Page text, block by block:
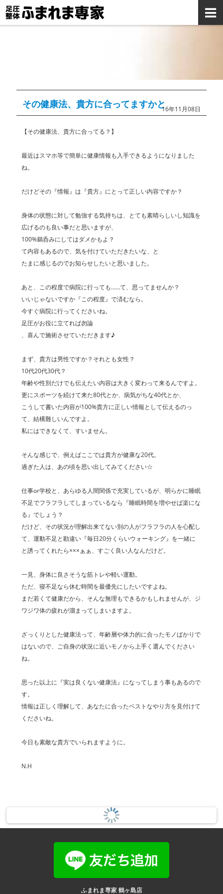
その健康法、貴方に合ってますかと16年11月08日
【その健康法、貴方に合ってる？】
最近はスマホ等で簡単に健康情報も入手できるようになりました
ね。
だけどその『情報』は『貴方』にとって正しい内容ですか？
身体の状態に対して勉強する気持ちは、とても素晴らしいし知識を
広げるのも良い事だと思いますが、
100%鵜呑みにしてはダメかもよ？
て内容もあるので、気を付けていただきたいな、と
たまに感じるのでお知らせしたいと思いました。
あと、この程度で病院に行っても……て、思ってませんか？
いいじゃないですか『この程度』で済むなら。
今すぐ病院に行ってくださいね。
足圧がお役に立てれば勿論
、喜んで施術させていただきます♪
まず、貴方は男性ですか？それとも女性？
10代20代30代？
年齢や性別だけでも伝えたい内容は大きく変わって来るんですよ。
更にスポーツを続けて来た80代とか、病気がちな40代とか、
こうして書いた内容が100%貴方に正しい情報として伝えるのっ
て、結構難しいんですよ。
私にはできなくて、すいません。
そんな感じで、例えばここでは貴方が健康な20代。
過ぎた人は、あの頃を思い出してみてください☆
仕事or学校と、あらゆる人間関係で充実しているが、明らかに睡眠
不足でフラフラしてしまっているなら『睡眠時間を増やせば楽にな
る』でしょう？
だけど、その状況が理解出来てない別の人がフラフラの人を心配し
て、運動不足と勘違い『毎日20分くらいウォーキング』を一緒に
と誘ってくれたら×××ぁぁ、すごく良い人なんだけど。
一見、身体に良さそうな筋トレや軽い運動。
ただ、寝不足なら休む時間を最優先にしたいですよね。
まだ若くて健康だから、そんな無理もできるかもしれませんが、ジ
ワジワ体の疲れが溜まってしまいますよ。
ざっくりとした健康法って、年齢層や体力的に合ったモノばかりで
はないので、ご自身の状況に近いモノから上手く選んでください
ね。
思った以上に『実は良くない健康法』になってしまう事もあるので
す。
情報は正しく理解して、あなたに合ったベストなやり方を見付けて
くださいね。
今日も素敵な貴方でいられますように。
N.H
ふまれま専家 鶴ヶ島店